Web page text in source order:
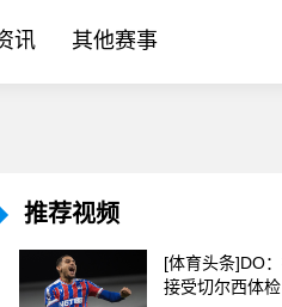
讯 其他赛事
推荐视频
[体育头条]DO
接受切尔西体